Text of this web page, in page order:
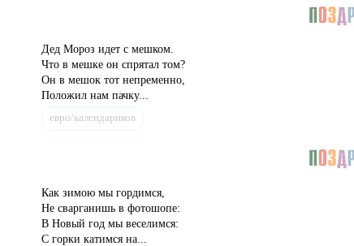
Дед Мороз идет с мешком.
Что в мешке он спрятал том?
Он в мешок тот непременно,
Положил нам пачку...
евро/календариков
Как зимою мы гордимся,
Не сварганишь в фотошопе:
В Новый год мы веселимся:
С горки катимся на...